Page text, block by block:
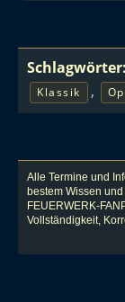
Schlagwörter:
Klassik ,
Alle Termine und
bestem Wissen
FEUERWERK-
Vollständigkeit,